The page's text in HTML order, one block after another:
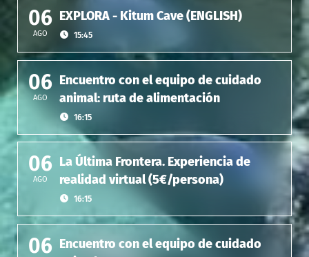
06
AGO
EXPLORA - Kitum Cave (ENGLISH)
15:45
06
AGO
Encuentro con el equipo de cuidado
animal: ruta de alimentación
16:15
06
AGO
La Última Frontera. Experiencia de
realidad virtual (5€/persona)
16:15
06 Encuentro con el equipo de cuidado